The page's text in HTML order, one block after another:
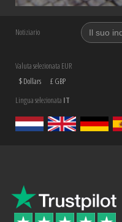
Notiziario
Valuta selezionata EUR
$ Dollars
£ GBP
Lingua selezionata IT